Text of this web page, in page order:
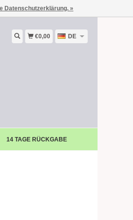
€0,00 DE
14 TAGE RÜCKGABE
Datenschutzerklärung. »